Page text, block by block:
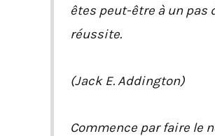
êtes peut-être à un pas
réussite.
(Jack E. Addington)
Commence par faire le